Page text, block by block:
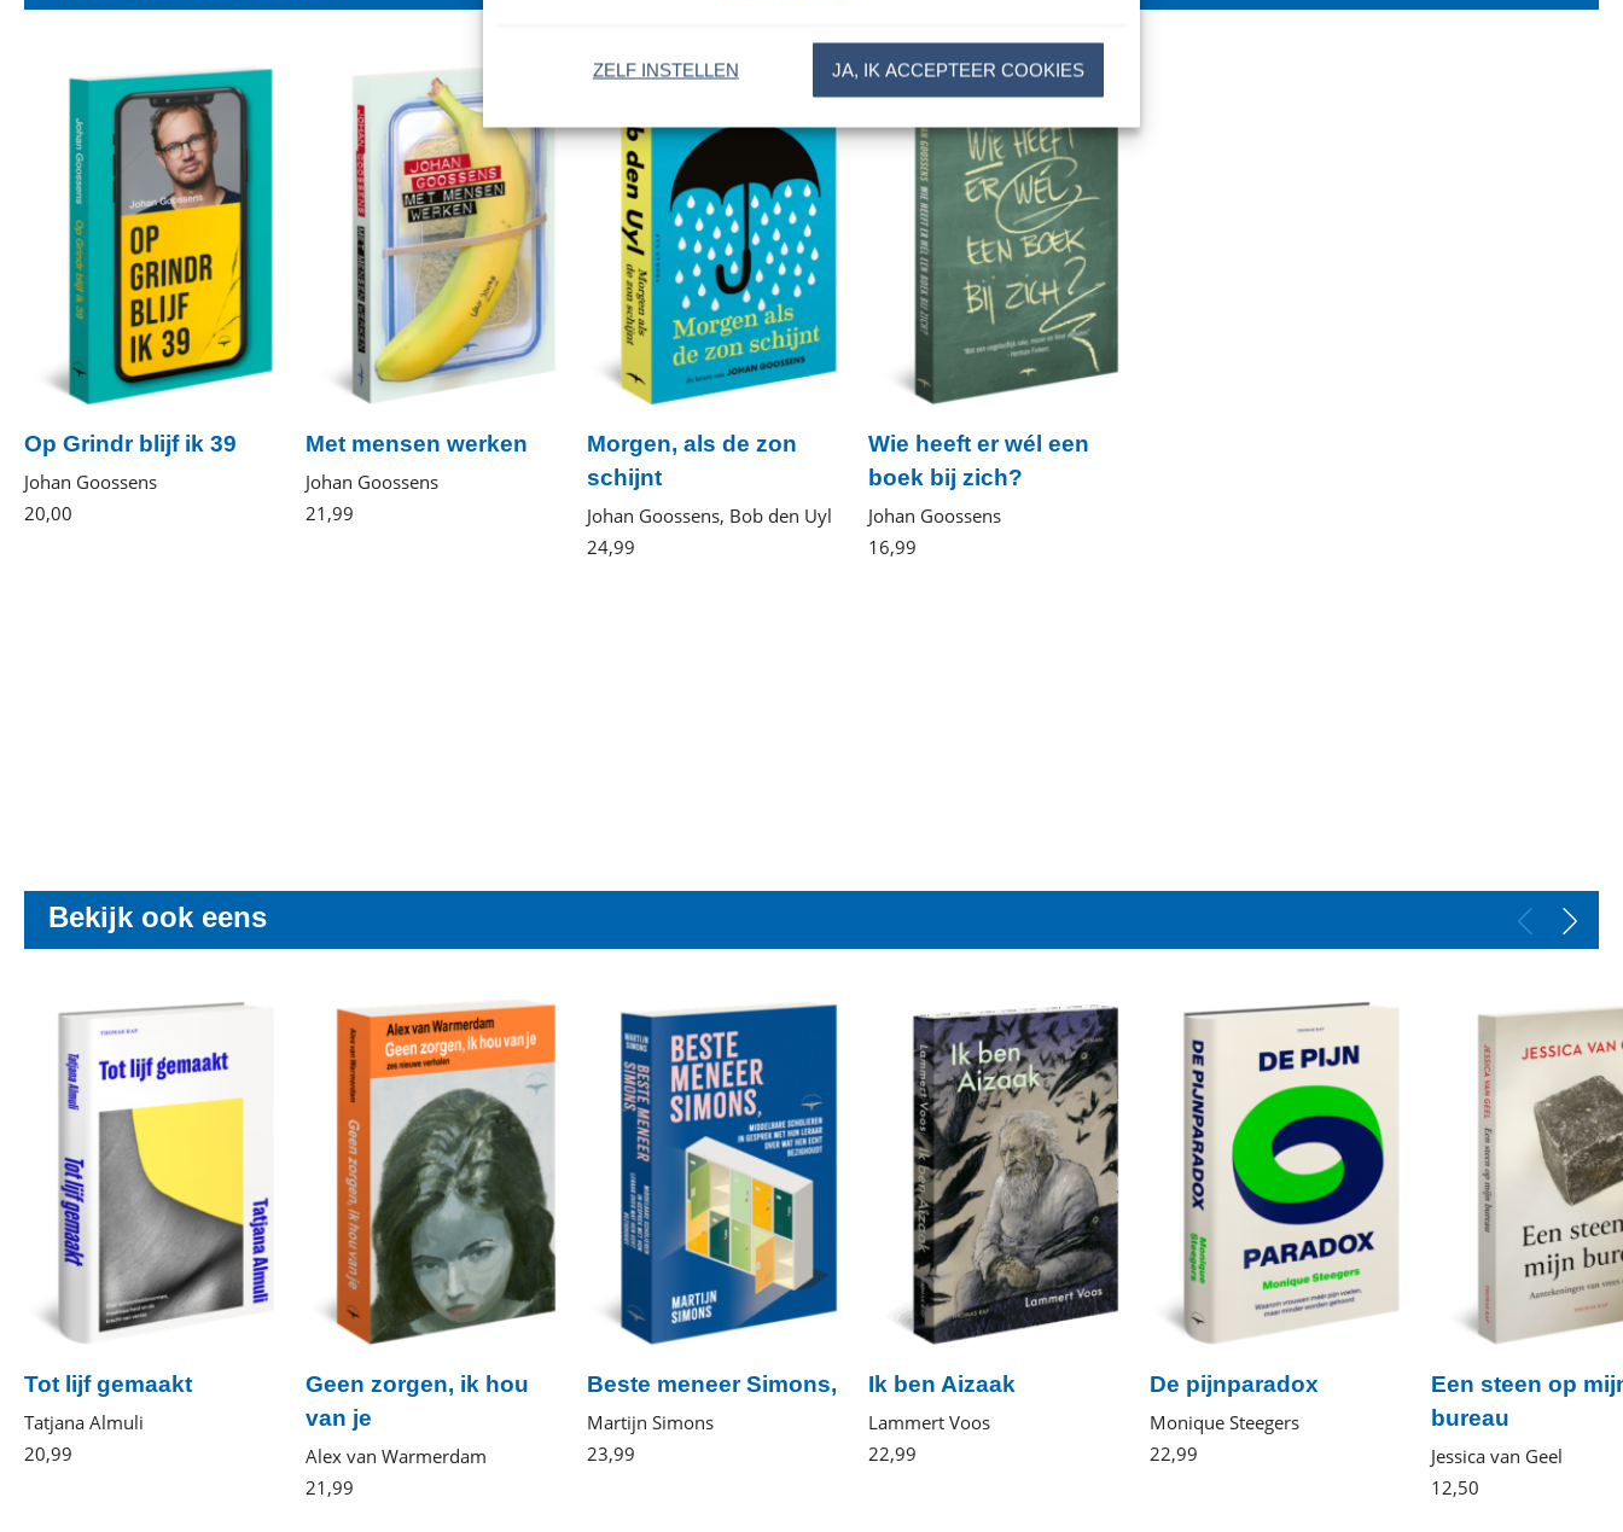
JA, IK ACCEPTEER COOKIES
ZELF INSTELLEN
Op Grindr blijf ik 39
Johan Goossens
20,00
Met mensen werken
Johan Goossens
21 ,99
Morgen, als de zon
schijnt
Johan Goossens, Bob den Uyl
24,99
Wie heeft er wél een
boek bij zich?
Johan Goossens
16,99
Bekijk ook eens
Tot lijf gemaakt
Tatjana Almuli
20,99
Geen zorgen, ik hou
van je
Alex van Warmerdam
21 ,99
Beste meneer Simons,
Martijn Simons
23,99
Ik ben Aizaak
Lammert Voos
22,99
De pijnparadox
Monique Steegers
22,99
Een steen op
bureau
Jessica van Geel
12,50